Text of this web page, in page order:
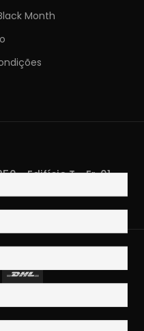
Month
- Edifício T - Fr. 01